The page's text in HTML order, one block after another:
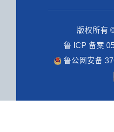
版权所有
鲁 ICP 备案
鲁公网安备